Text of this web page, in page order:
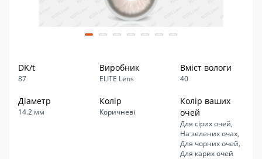
DK/t
87
Виробник
ELITE Lens
Вміст вологи
40
Діаметр
14.2 мм
Колір
Коричневі
Колір ваших
очей
Для сірих очей,
На зелених очах,
Для чорних очей,
Для карих очей